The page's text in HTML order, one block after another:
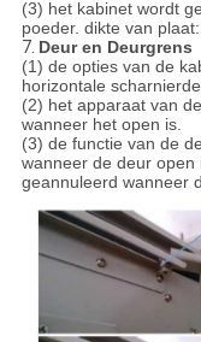
(3) het kabinet wordt
poeder. dikte van
7. Deur en Deurgrens
(1) de opties van de
horizontale
(2) het apparaat van
wanneer het open is.
(3) de functie van de
wanneer de deur
geannuleerd wanneer